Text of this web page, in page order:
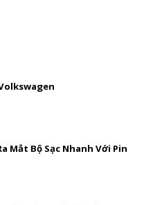
Mắt Bộ Sạc Nhanh Với Pin